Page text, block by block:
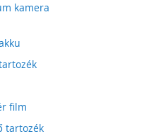
kamera
film
tartozék